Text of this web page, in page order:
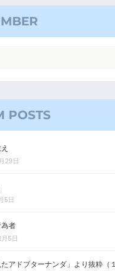
POSTS
29日
5日
者
5日
たアドブターナンダ」より抜粋（